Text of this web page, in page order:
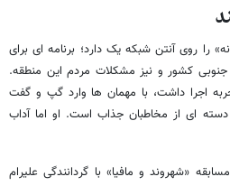
را روی آنتن شبکه یک دارد؛ برنامه ای برای
کشور و نیز مشکلات مردم این منطقه.
اجرا داشت، با مهمان ها وارد گپ و گفت
ای از مخاطبان جذاب است. او اما آداب
«شهروند و مافیا» با گردانندگی علیرام